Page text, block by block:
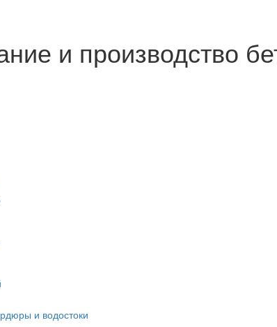
и производство
и водостоки